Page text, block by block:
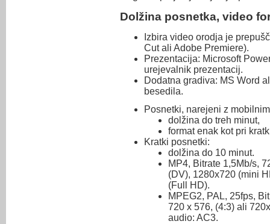
Dolžina posnetka, video
Izbira video orodja je
Cut ali Adobe Premiere).
Prezentacija: Microsoft
urejevalnik prezentacij.
Dodatna gradiva: MS Word
besedila.
Posnetki, narejeni z
dolžina do treh minut,
format enak kot pri
Kratki posnetki:
dolžina do 10 minut.
MP4, Bitrate 1,5Mb/s,
(DV), 1280x720 (mini
(Full HD).
MPEG2, PAL, 25fps,
720 x 576, (4:3) ali
audio: AC3.